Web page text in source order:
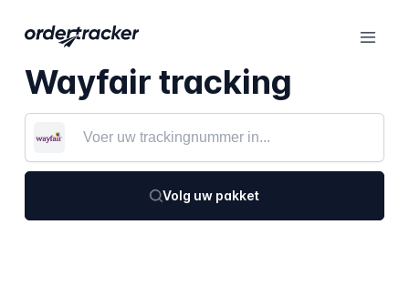
Wayfair tracking
Volg uw pakket